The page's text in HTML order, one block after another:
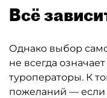
Всё
Однако выбор
не всегда
туроператоры. К
пожеланий — если